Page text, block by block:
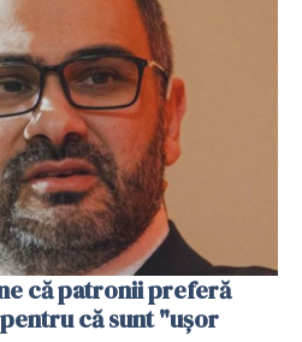
că patronii preferă
că sunt "uşor